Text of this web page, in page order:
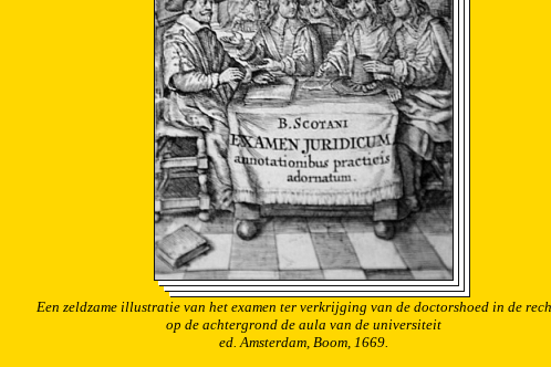
Een zeldzame illustratie van het examen ter verkrijging van de doctorshoed in de
op de achtergrond de aula van de universiteit
ed. Amsterdam, Boom, 1669.